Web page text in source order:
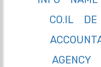
DE
CO.IL
AGENCY